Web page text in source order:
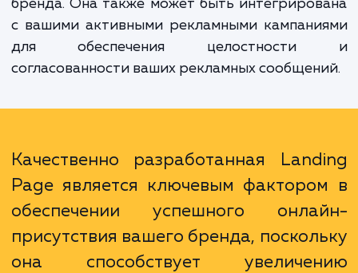
Кроме того, Landing Page также
отличным инструментом для
узнаваемости бренда, поскольку она
быть настроена так, чтобы отражать
бренда. Она также может быть
с вашими активными рекламными
для обеспечения
согласованности ваших рекламных